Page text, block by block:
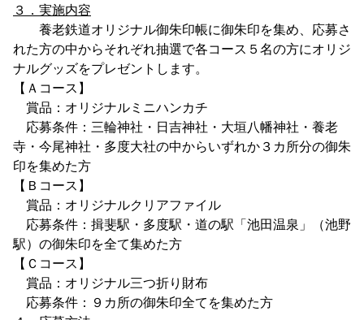
３．実施内容
養老鉄道オリジナル御朱印帳に御朱印を集め、応募さ
れた方の中からそれぞれ抽選で各コース５名の方にオリジ
ナルグッズをプレゼントします。
【Ａコース】
賞品：オリジナルミニハンカチ
応募条件：三輪神社・日吉神社・大垣八幡神社・養老
寺・今尾神社・多度大社の中からいずれか３カ所分の御朱
印を集めた方
【Ｂコース】
賞品：オリジナルクリアファイル
応募条件：揖斐駅・多度駅・道の駅「池田温泉」（池野
駅）の御朱印を全て集めた方
【Ｃコース】
賞品：オリジナル三つ折り財布
応募条件：９カ所の御朱印全てを集めた方